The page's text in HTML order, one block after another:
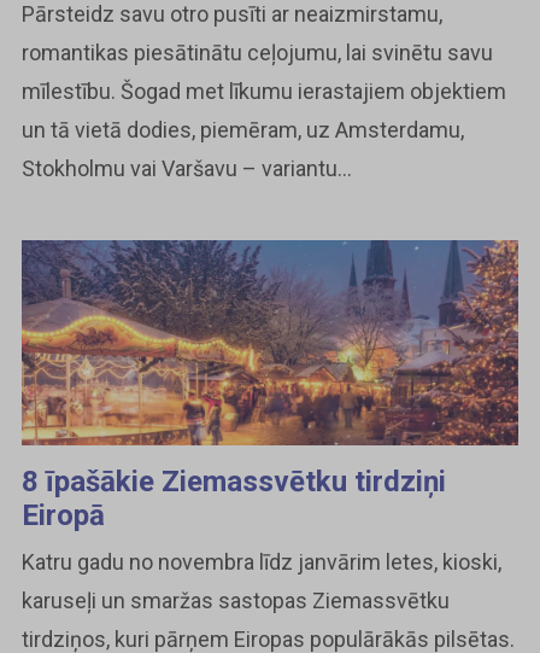
Pārsteidz savu otro pusīti ar neaizmirstamu,
romantikas piesātinātu ceļojumu, lai svinētu savu
mīlestību. Šogad met līkumu ierastajiem objektiem
un tā vietā dodies, piemēram, uz Amsterdamu,
Stokholmu vai Varšavu – variantu...
8 īpašākie Ziemassvētku tirdziņi
Eiropā
Katru gadu no novembra līdz janvārim letes, kioski,
karuseļi un smaržas sastopas Ziemassvētku
tirdziņos, kuri pārņem Eiropas populārākās pilsētas.